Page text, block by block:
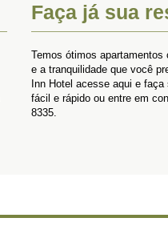
Faça já sua
Temos ótimos apartamentos
e a tranquilidade que você
Inn Hotel acesse aqui e
fácil e rápido ou entre em
8335.